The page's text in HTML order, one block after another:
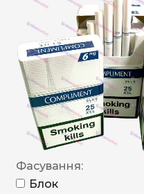
Фасування:
Блок